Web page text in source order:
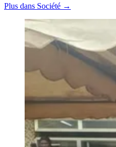
Plus dans Société →